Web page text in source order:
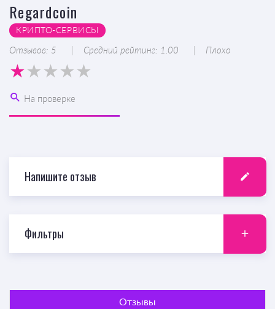
Regardcoin
КРИПТО-CЕРВИСЫ
Отзывов: 5 Средний рейтинг: 1.00 Плохо
На проверке
Напишите отзыв
Фильтры
Отзывы